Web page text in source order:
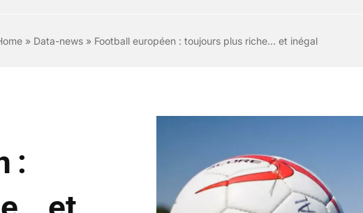
» Data-news» Football européen : toujours plus riche… et inégal
: